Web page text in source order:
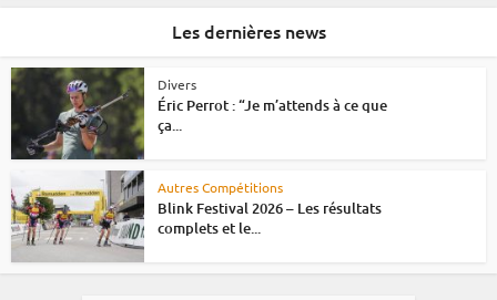
Les dernières news
Divers
Éric Perrot : “Je m’attends à ce que
ça...
Autres Compétitions
Blink Festival 2026 – Les résultats
complets et le...